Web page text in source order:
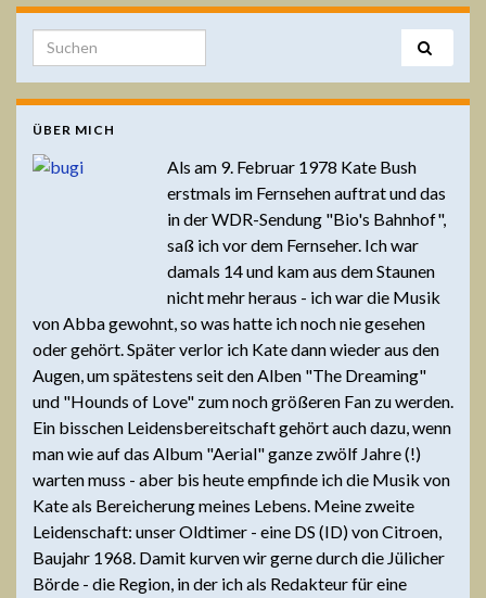
Search for:
ÜBER MICH
Als am 9. Februar 1978 Kate Bush
erstmals im Fernsehen auftrat und das
in der WDR-Sendung "Bio's Bahnhof",
saß ich vor dem Fernseher. Ich war
damals 14 und kam aus dem Staunen
nicht mehr heraus - ich war die Musik
von Abba gewohnt, so was hatte ich noch nie gesehen
oder gehört. Später verlor ich Kate dann wieder aus den
Augen, um spätestens seit den Alben "The Dreaming"
und "Hounds of Love" zum noch größeren Fan zu werden.
Ein bisschen Leidensbereitschaft gehört auch dazu, wenn
man wie auf das Album "Aerial" ganze zwölf Jahre (!)
warten muss - aber bis heute empfinde ich die Musik von
Kate als Bereicherung meines Lebens. Meine zweite
Leidenschaft: unser Oldtimer - eine DS (ID) von Citroen,
Baujahr 1968. Damit kurven wir gerne durch die Jülicher
Börde - die Region, in der ich als Redakteur für eine